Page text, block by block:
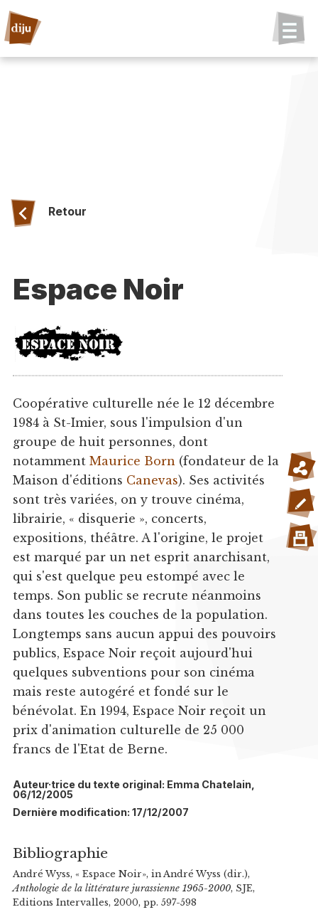
Retour
Espace Noir
Coopérative culturelle née le 12 décembre
1984 à St-Imier, sous l'impulsion d'un
groupe de huit personnes, dont
notamment Maurice Born (fondateur de la
Maison d'éditions Canevas). Ses activités
sont très variées, on y trouve cinéma,
librairie, « disquerie », concerts,
expositions, théâtre. A l'origine, le projet
est marqué par un net esprit anarchisant,
qui s'est quelque peu estompé avec le
temps. Son public se recrute néanmoins
dans toutes les couches de la population.
Longtemps sans aucun appui des pouvoirs
publics, Espace Noir reçoit aujourd'hui
quelques subventions pour son cinéma
mais reste autogéré et fondé sur le
bénévolat. En 1994, Espace Noir reçoit un
prix d'animation culturelle de 25 000
francs de l'Etat de Berne.
Auteur·trice du texte original: Emma Chatelain,
06/12/2005
Dernière modification: 17/12/2007
Bibliographie
André Wyss, « Espace Noir», in André Wyss (dir.),
Anthologie de la littérature jurassienne 1965-2000, SJE,
Editions Intervalles, 2000, pp. 597-598